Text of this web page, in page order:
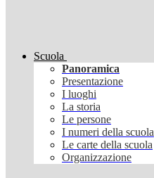
Scuola
Panoramica
Presentazione
I luoghi
La storia
Le persone
I numeri della scuola
Le carte della scuola
Organizzazione